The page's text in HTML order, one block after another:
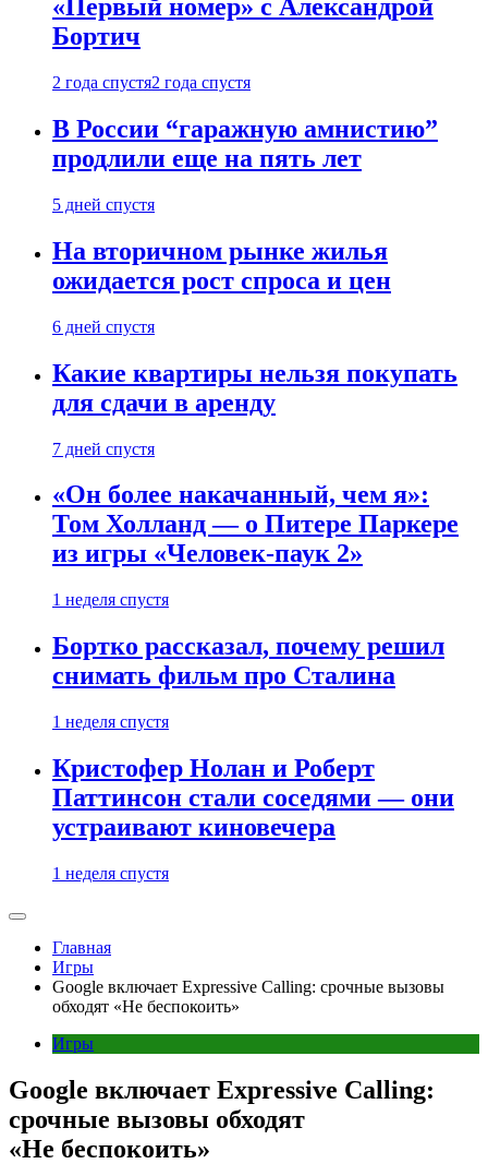
«Первый номер» с Александрой
Бортич
2 года спустя2 года спустя
В России “гаражную амнистию”
продлили еще на пять лет
5 дней спустя
На вторичном рынке жилья
ожидается рост спроса и цен
6 дней спустя
Какие квартиры нельзя покупать
для сдачи в аренду
7 дней спустя
«Он более накачанный, чем я»:
Том Холланд — о Питере Паркере
из игры «Человек-паук 2»
1 неделя спустя
Бортко рассказал, почему решил
снимать фильм про Сталина
1 неделя спустя
Кристофер Нолан и Роберт
Паттинсон стали соседями — они
устраивают киновечера
1 неделя спустя
Главная
Игры
Google включает Expressive Calling: срочные вызовы
обходят «Не беспокоить»
Игры
Google включает Expressive Calling:
срочные вызовы обходят
«Не беспокоить»